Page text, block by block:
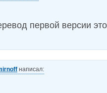
первой версии
написал: